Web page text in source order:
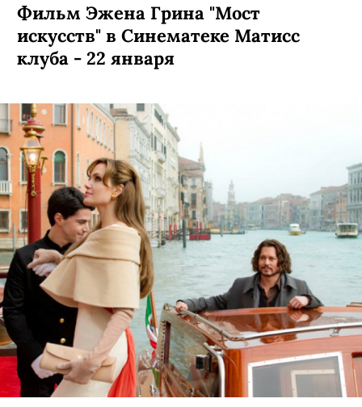
Фильм Эжена Грина "Мост
искусств" в Синематеке Матисс
клуба - 22 января